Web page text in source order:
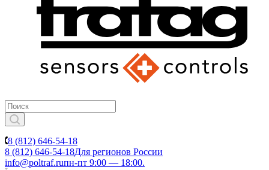
8 (812) 646-54-18
8 (812) 646-54-18Для регионов России
info@poltraf.ruпн-пт 9:00 — 18:00.